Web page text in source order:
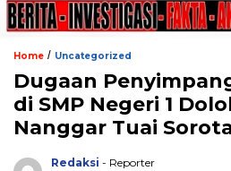
Home / Uncategorized
Dugaan
di SMP Negeri 1
Nanggar Tuai
Redaksi - Reporter